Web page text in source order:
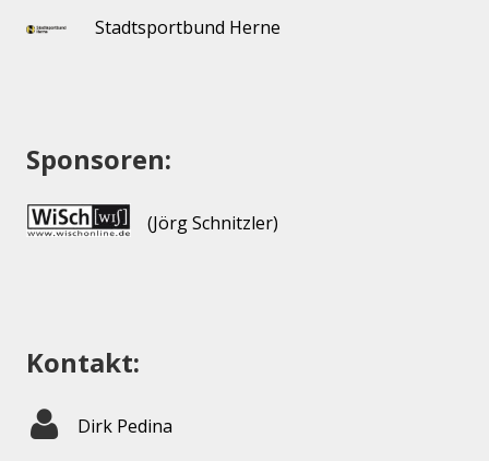
Stadtsportbund Herne
Sponsoren:
(Jörg Schnitzler)
Kontakt:
Dirk Pedina